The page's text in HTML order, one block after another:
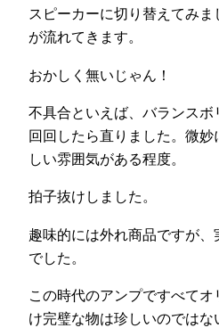
スピーカーに切り替えてみ
が流れてきます。
おかしく無いじゃん！
不具合といえば、バランス
回回したら直りました。微
しい雰囲気がある程度。
拍子抜けしました。
趣味的には外れ商品ですが
でした。
この時代のアンプですべて
け完璧な物は珍しいのではな